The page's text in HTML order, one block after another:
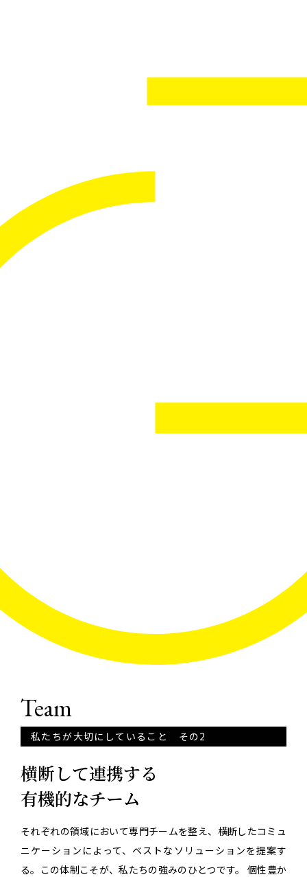
Team
私たちが大切にしていること その2
横断して連携する
有機的なチーム
それぞれの領域において専門チームを整え、横断したコミュ
ニケーションによって、ベストなソリューションを提案す
る。この体制こそが、私たちの強みのひとつです。 個性豊か